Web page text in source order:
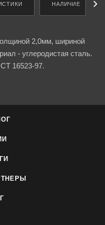
НАЛИЧИЕ
2,0мм, шириной
- углеродистая сталь.
16523-97.